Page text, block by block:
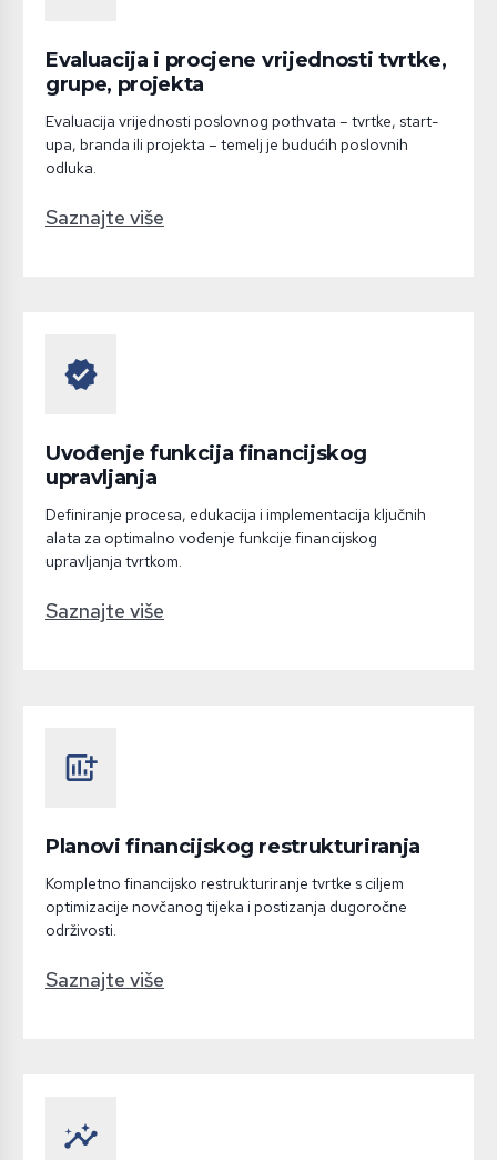
Evaluacija i procjene vrijednosti tvrtke,
grupe, projekta
Evaluacija vrijednosti poslovnog pothvata – tvrtke, start-
upa, branda ili projekta – temelj je budućih poslovnih
odluka.
Saznajte više
verified
Uvođenje funkcija financijskog
upravljanja
Definiranje procesa, edukacija i implementacija ključnih
alata za optimalno vođenje funkcije financijskog
upravljanja tvrtkom.
Saznajte više
add_chart
Planovi financijskog restrukturiranja
Kompletno financijsko restrukturiranje tvrtke s ciljem
optimizacije novčanog tijeka i postizanja dugoročne
održivosti.
Saznajte više
insights